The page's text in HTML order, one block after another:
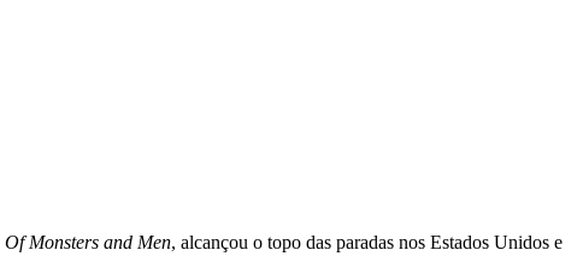
Of Monsters and Men, alcançou o topo das paradas nos Estados Unidos e